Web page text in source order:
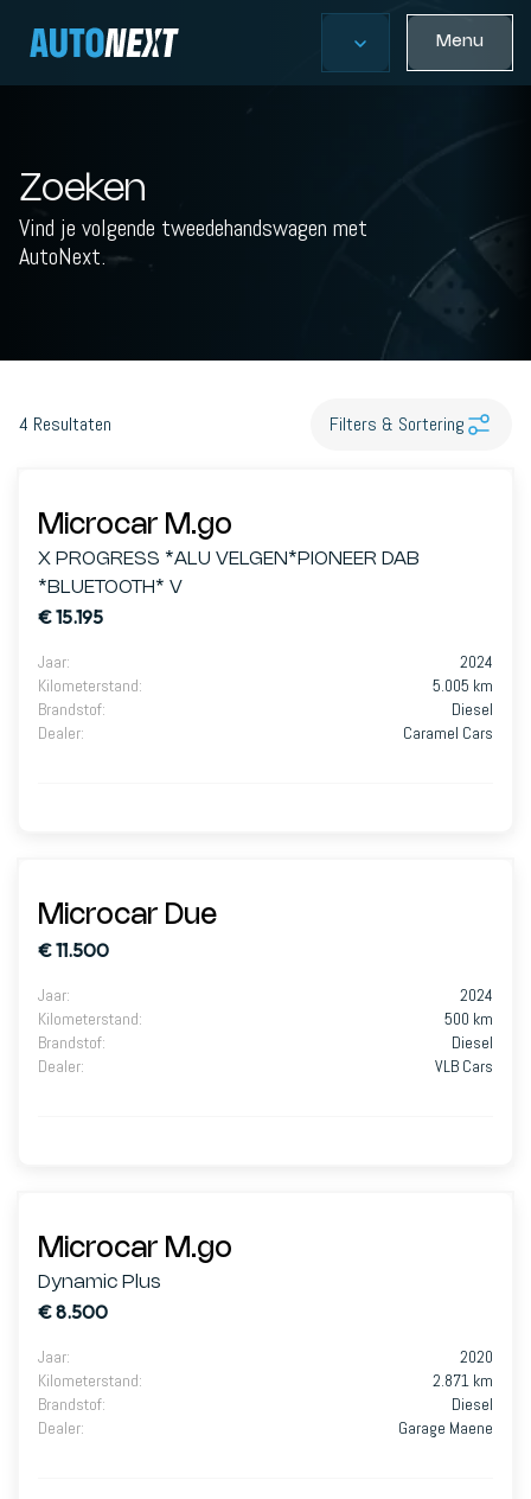
Menu
Zoeken
Vind je volgende tweedehandswagen met
AutoNext.
4 Resultaten Filters & Sortering
Microcar M.go
X PROGRESS *ALU VELGEN*PIONEER DAB
*BLUETOOTH* V
€ 15.195
Jaar:
2024
Kilometerstand:
5.005 km
Brandstof:
Diesel
Dealer: Caramel Cars
Microcar Due
€ 11.500
Jaar:
2024
Kilometerstand:
500 km
Brandstof:
Diesel
Dealer: VLB Cars
Microcar M.go
Dynamic Plus
€ 8.500
Jaar:
2020
Kilometerstand:
2.871 km
Brandstof:
Diesel
Dealer: Garage Maene